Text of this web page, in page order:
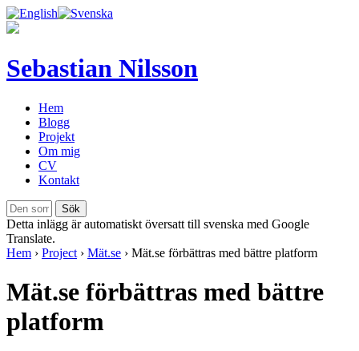
Sebastian Nilsson
Hem
Blogg
Projekt
Om mig
CV
Kontakt
Detta inlägg är automatiskt översatt till svenska med Google
Translate.
Hem › Project › Mät.se › Mät.se förbättras med bättre platform
Mät.se förbättras med bättre
platform